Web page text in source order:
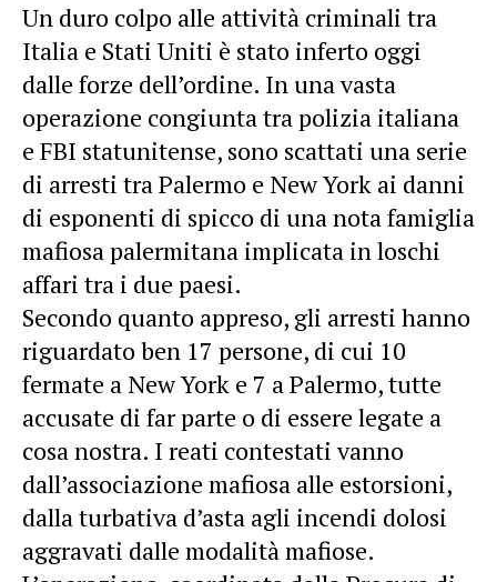
Un duro colpo alle attività criminali tra
Italia e Stati Uniti è stato inferto oggi
dalle forze dell’ordine. In una vasta
operazione congiunta tra polizia italiana
e FBI statunitense, sono scattati una serie
di arresti tra Palermo e New York ai danni
di esponenti di spicco di una nota famiglia
mafiosa palermitana implicata in loschi
affari tra i due paesi.
Secondo quanto appreso, gli arresti hanno
riguardato ben 17 persone, di cui 10
fermate a New York e 7 a Palermo, tutte
accusate di far parte o di essere legate a
cosa nostra. I reati contestati vanno
dall’associazione mafiosa alle estorsioni,
dalla turbativa d’asta agli incendi dolosi
aggravati dalle modalità mafiose.